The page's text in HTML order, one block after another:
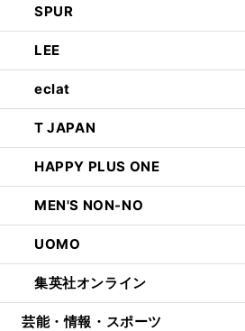
SPUR
LEE
eclat
T JAPAN
HAPPY PLUS ONE
MEN'S NON-NO
UOMO
集英社オンライン
芸能・情報・スポーツ